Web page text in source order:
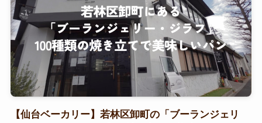
【仙台ベーカリー】若林区卸町の「ブーランジェリ